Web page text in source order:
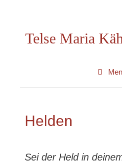
springenTelse Maria
Helden
Sei der Held in